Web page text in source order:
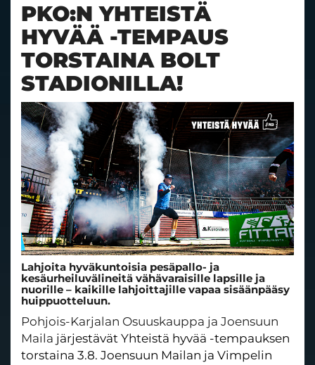
PKO:N YHTEISTÄ
HYVÄÄ -TEMPAUS
TORSTAINA BOLT
STADIONILLA!
Lahjoita hyväkuntoisia pesäpallo- ja
kesäurheiluvälineitä vähävaraisille lapsille ja
nuorille – kaikille lahjoittajille vapaa sisäänpääsy
huippuotteluun.
Pohjois-Karjalan Osuuskauppa ja Joensuun
Maila järjestävät Yhteistä hyvää -tempauksen
torstaina 3.8. Joensuun Mailan ja Vimpelin